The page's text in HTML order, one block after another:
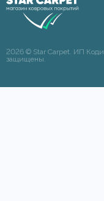
2026 © Star Carpet. ИП
защищены.